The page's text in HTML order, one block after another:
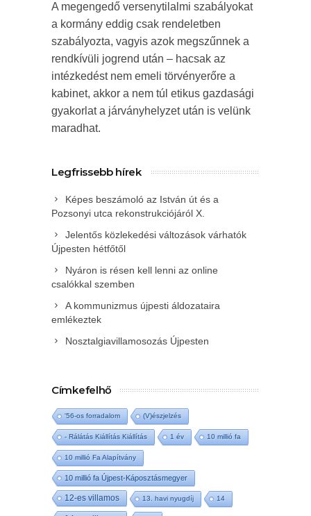
A megengedő versenytilalmi szabályokat
a kormány eddig csak rendeletben
szabályozta, vagyis azok megszűnnek a
rendkívüli jogrend után – hacsak az
intézkedést nem emeli törvényerőre a
kabinet, akkor a nem túl etikus gazdasági
gyakorlat a járványhelyzet után is velünk
maradhat.
Legfrissebb hírek
Képes beszámoló az István út és a
Pozsonyi utca rekonstrukciójáról X.
Jelentős közlekedési változások várhatók
Újpesten hétfőtől
Nyáron is résen kell lenni az online
csalókkal szemben
A kommunizmus újpesti áldozataira
emlékeztek
Nosztalgiavillamosozás Újpesten
Címkefelhő
'56-os forradalom (V)észjelzés
- Rálátás Kiállítás Kiállítás 1 év 10 millió fa
10 millió Fa Alapítvány
10 millió fa Újpest-Káposztásmegyer
12-es villamos 13. havi nyugdíj 14